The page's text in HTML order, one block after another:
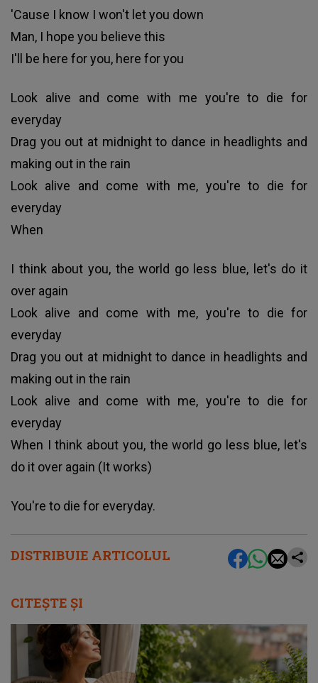
DISTRIBUIE ARTICOLUL
'Cause I know I won't let you down
Man, I hope you believe this
I'll be here for you, here for you
Look alive and come with me you're to die for
everyday
Drag you out at midnight to dance in headlights and
making out in the rain
Look alive and come with me, you're to die for
everyday
When
I think about you, the world go less blue, let's do it
over again
Look alive and come with me, you're to die for
everyday
Drag you out at midnight to dance in headlights and
making out in the rain
Look alive and come with me, you're to die for
everyday
When I think about you, the world go less blue, let's
do it over again (It works)
You're to die for everyday.
CITEȘTE ȘI